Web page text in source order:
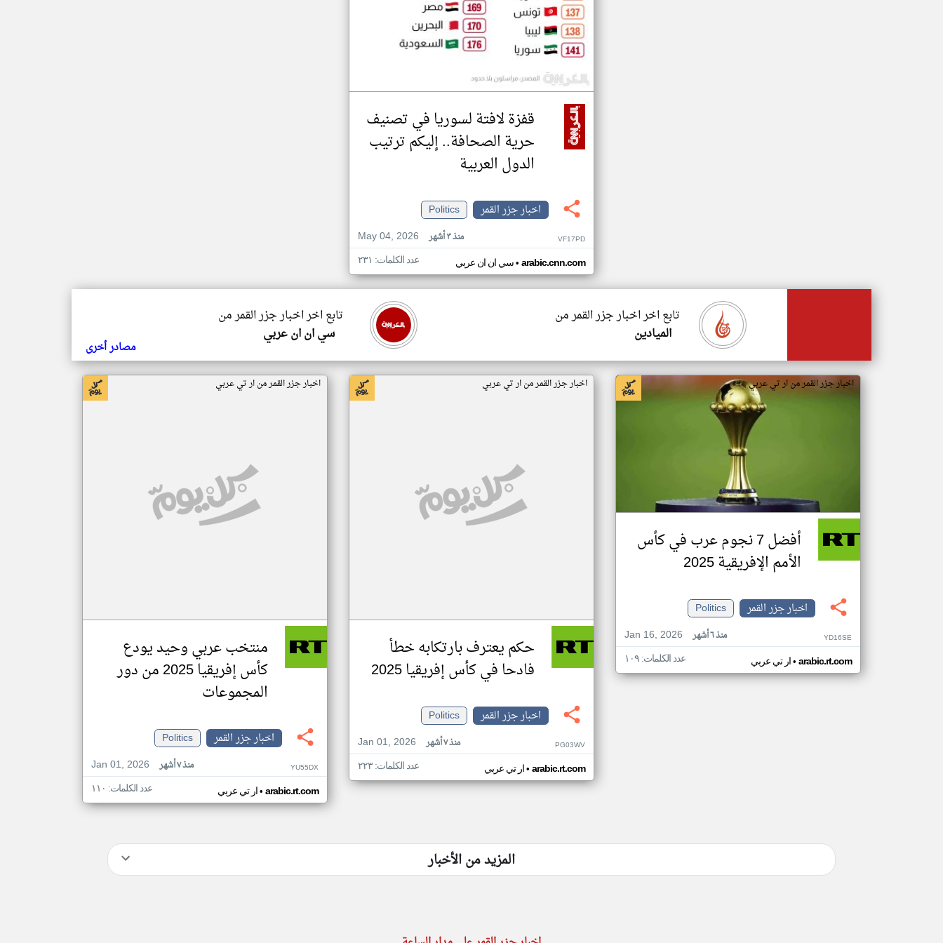
قفزة لافتة لسوريا في تصنيف
حرية الصحافة.. إليكم ترتيب
الدول العربية
اخبار جزر القمر
Politics
May 04, 2026
منذ ٣ أشهر VF17PD
سي ان ان عربي• arabic.cnn.com عدد الكلمات: ٢٣١
تابع اخر اخبار جزر القمر من
سي ان ان عربي
تابع اخر اخبار جزر القمر من
الميادين
مصادر أخرى
اخبار جزر القمر من ار تي عربي
أفضل 7 نجوم عرب في كأس
الأمم الإفريقية 2025
اخبار جزر القمر
Politics
Jan 16, 2026
منذ ٦ أشهر YD16SE
ار تي عربي• arabic.rt.com عدد الكلمات: ١٠٩
اخبار جزر القمر من ار تي عربي
حكم يعترف بارتكابه خطأ
فادحا في كأس إفريقيا 2025
اخبار جزر القمر
Politics
Jan 01, 2026
منذ ٧ أشهر PG03WV
ار تي عربي• arabic.rt.com عدد الكلمات: ٢٢٣
اخبار جزر القمر من ار تي عربي
منتخب عربي وحيد يودع
كأس إفريقيا 2025 من دور
المجموعات
اخبار جزر القمر
Politics
Jan 01, 2026
منذ ٧ أشهر YU55DX
ار تي عربي• arabic.rt.com عدد الكلمات: ١١٠
المزيد من الأخبار